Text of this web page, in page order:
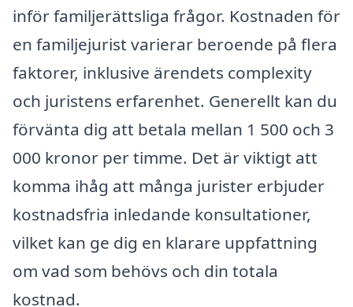
inför familjerättsliga frågor. Kostnaden för
en familjejurist varierar beroende på flera
faktorer, inklusive ärendets complexity
och juristens erfarenhet. Generellt kan du
förvänta dig att betala mellan 1 500 och 3
000 kronor per timme. Det är viktigt att
komma ihåg att många jurister erbjuder
kostnadsfria inledande konsultationer,
vilket kan ge dig en klarare uppfattning
om vad som behövs och din totala
kostnad.